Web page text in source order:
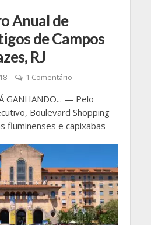
Anual de
de Campos
RJ
1 Comentário
GANHANDO... — Pelo
Boulevard Shopping
fluminenses e capixabas